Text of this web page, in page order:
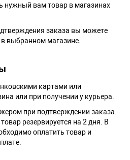
нужный вам товар в магазинах
заказа вы можете
выбранном магазине.
картами или
или при получении у курьера.
при подтверждении заказа.
резервируется на 2 дня. В
оплатить товар и